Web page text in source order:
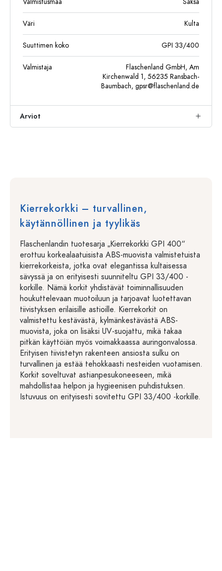
Väri Kulta
Suuttimen koko GPI 33/400
Valmistaja
Flaschenland GmbH, Am
Kirchenwald 1, 56235 Ransbach-
Baumbach, gpsr@flaschenland.de
Arviot
Kierrekorkki – turvallinen,
käytännöllinen ja tyylikäs
Flaschenlandin tuotesarja „Kierrekorkki GPI 400“
erottuu korkealaatuisista ABS-muovista valmistetuista
kierrekorkeista, jotka ovat elegantissa kultaisessa
sävyssä ja on erityisesti suunniteltu GPI 33/400 -
korkille. Nämä korkit yhdistävät toiminnallisuuden
houkuttelevaan muotoiluun ja tarjoavat luotettavan
tiivistyksen erilaisille astioille. Kierrekorkit on
valmistettu kestävästä, kylmänkestävästä ABS-
muovista, joka on lisäksi UV-suojattu, mikä takaa
pitkän käyttöiän myös voimakkaassa auringonvalossa.
Erityisen tiivistetyn rakenteen ansiosta sulku on
turvallinen ja estää tehokkaasti nesteiden vuotamisen.
Korkit soveltuvat astianpesukoneeseen, mikä
mahdollistaa helpon ja hygieenisen puhdistuksen.
Istuvuus on erityisesti sovitettu GPI 33/400 -korkille.